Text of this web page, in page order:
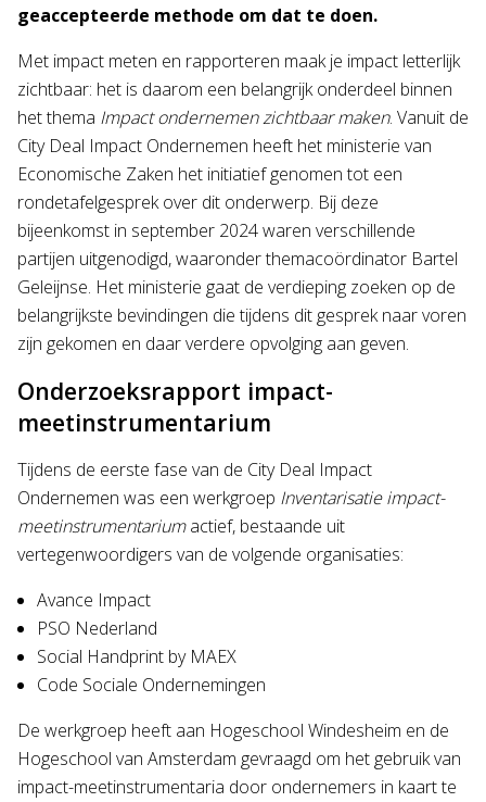
geaccepteerde methode om dat te doen.
Met impact meten en rapporteren maak je impact letterlijk
zichtbaar: het is daarom een belangrijk onderdeel binnen
het thema Impact ondernemen zichtbaar maken. Vanuit de
City Deal Impact Ondernemen heeft het ministerie van
Economische Zaken het initiatief genomen tot een
rondetafelgesprek over dit onderwerp. Bij deze
bijeenkomst in september 2024 waren verschillende
partijen uitgenodigd, waaronder themacoördinator Bartel
Geleijnse. Het ministerie gaat de verdieping zoeken op de
belangrijkste bevindingen die tijdens dit gesprek naar voren
zijn gekomen en daar verdere opvolging aan geven.
Onderzoeksrapport impact-
meetinstrumentarium
Tijdens de eerste fase van de City Deal Impact
Ondernemen was een werkgroep Inventarisatie impact-
meetinstrumentariumactief, bestaande uit
vertegenwoordigers van de volgende organisaties:
Avance Impact
PSO Nederland
Social Handprint by MAEX
Code Sociale Ondernemingen
De werkgroep heeft aan Hogeschool Windesheim en de
Hogeschool van Amsterdam gevraagd om het gebruik van
impact-meetinstrumentaria door ondernemers in kaart te